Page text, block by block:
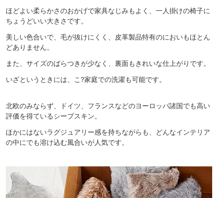
ほどよい柔らかさのおかげで家具なじみもよく、一人掛けの椅子に
ちょうどいい大きさです。
美しい色合いで、毛が抜けにくく、皮革製品特有のにおいもほとん
どありません。
また、サイズのばらつきが少なく、裏面もきれいな仕上がりです。
いざというときには、こ?家庭での洗濯も可能です。
北欧のみならず、ドイツ、フランスなどのヨーロッパ諸国でも高い
評価を得ているシープスキン。
ほかにはないラグジュアリー感を持ちながらも、どんなインテリア
の中にでも溶け込む風合いが人気です。